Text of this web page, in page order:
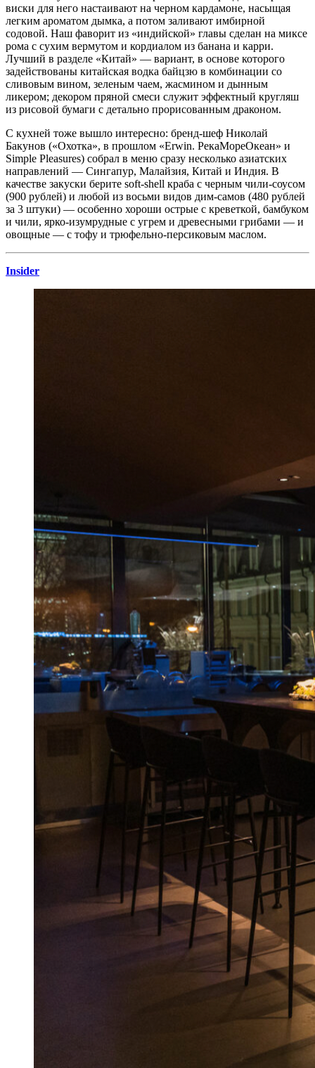
виски для него настаивают на черном кардамоне, насыщая
легким ароматом дымка, а потом заливают имбирной
содовой. Наш фаворит из «индийской» главы сделан на миксе
рома с сухим вермутом и кордиалом из банана и карри.
Лучший в разделе «Китай» — вариант, в основе которого
задействованы китайская водка байцзю в комбинации со
сливовым вином, зеленым чаем, жасмином и дынным
ликером; декором пряной смеси служит эффектный кругляш
из рисовой бумаги с детально прорисованным драконом.
С кухней тоже вышло интересно: бренд-шеф Николай
Бакунов («Охотка», в прошлом «Erwin. РекаМореОкеан» и
Simple Pleasures) собрал в меню сразу несколько азиатских
направлений — Сингапур, Малайзия, Китай и Индия. В
качестве закуски берите soft-shell краба с черным чили-соусом
(900 рублей) и любой из восьми видов дим-самов (480 рублей
за 3 штуки) — особенно хороши острые с креветкой, бамбуком
и чили, ярко-изумрудные с угрем и древесными грибами — и
овощные — с тофу и трюфельно-персиковым маслом.
Insider